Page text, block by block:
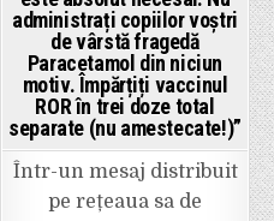
PNL!
administrați copiilor voștri
de vârstă fragedă
Paracetamol din niciun
motiv. Împărțiți vaccinul
ROR în trei doze total
separate (nu amestecate!)”
Într-un mesaj distribuit
pe rețeaua sa de